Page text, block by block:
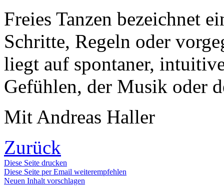
Freies Tanzen bezeichnet
Schritte, Regeln oder
liegt auf spontaner,
Gefühlen, der Musik oder
Mit Andreas Haller
Zurück
Diese Seite drucken
Diese Seite per Email weiterempfehlen
Neuen Inhalt vorschlagen